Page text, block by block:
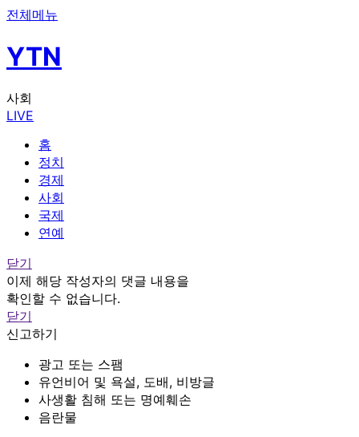
전체메뉴
YTN
사회
LIVE
홈
정치
경제
사회
국제
연예
닫기
이제 해당 작성자의 댓글 내용을
확인할 수 없습니다.
닫기
신고하기
광고 또는 스팸
유언비어 및 욕설, 도배, 비방글
사생활 침해 또는 명예훼손
음란물